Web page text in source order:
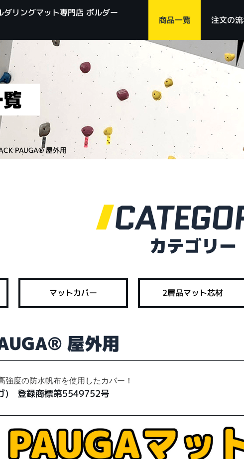
リングマット専門店 ボルダー
商品一覧 注文の
PAUGA® 屋外用
カテゴリー
マットカバー 2層品マット芯材
屋外用
度の防水帆布を使用したカバー！
) 登録商標第5549752号